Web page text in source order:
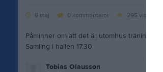
6 maj 0 kommentarer 295 visningar
Påminner om att det är utomhus träning idag.
Samling i hallen 17.30
Tobias Olausson